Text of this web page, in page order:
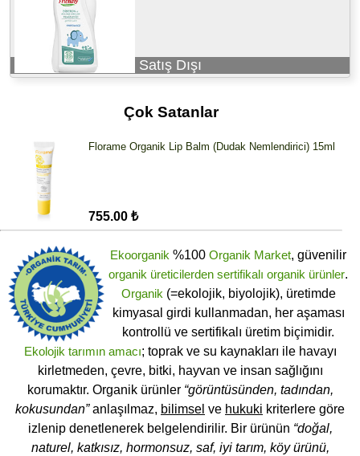
Satış Dışı
Çok Satanlar
Florame Organik Lip Balm (Dudak Nemlendirici) 15ml
755.00 ₺
Ekoorganik %100 Organik Market, güvenilir
organik üreticilerden sertifikalı organik ürünler.
Organik (=ekolojik, biyolojik), üretimde
kimyasal girdi kullanmadan, her aşaması
kontrollü ve sertifikalı üretim biçimidir.
Ekolojik tarımın amacı; toprak ve su kaynakları ile havayı
kirletmeden, çevre, bitki, hayvan ve insan sağlığını
korumaktır. Organik ürünler “görüntüsünden, tadından,
kokusundan”anlaşılmaz, bilimsel ve hukuki kriterlere göre
izlenip denetlenerek belgelendirilir. Bir ürünün “doğal,
naturel, katkısız, hormonsuz, saf, iyi tarım, köy ürünü,